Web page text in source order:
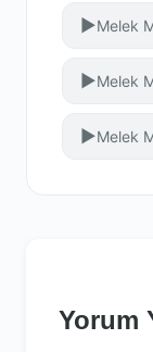
▶Melek
▶Melek
▶Melek
Yorum